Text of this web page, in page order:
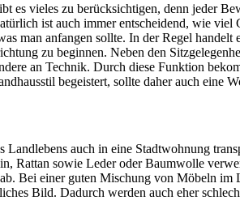
vieles zu berücksichtigen, denn jeder
ist auch immer entscheidend, wie
man anfangen sollte. In der Regel
zu beginnen. Neben den
an Technik. Durch diese Funktion
begeistert, sollte daher auch eine
auch in eine Stadtwohnung
Rattan sowie Leder oder Baumwolle
Bei einer guten Mischung von Möbeln
Bild. Dadurch werden auch eher